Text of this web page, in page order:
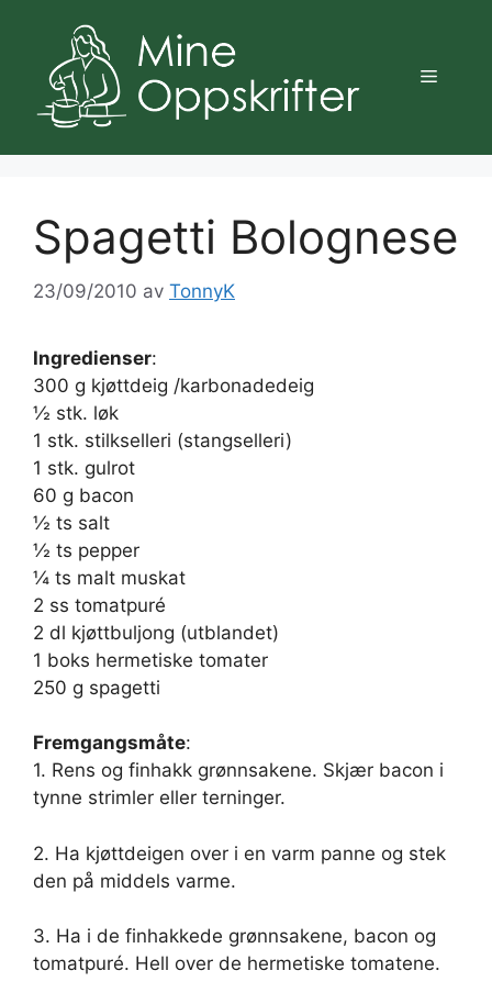
innhold
Meny
Spagetti Bolognese
23/09/2010 av TonnyK
Ingredienser:
300 g kjøttdeig /karbonadedeig
½ stk. løk
1 stk. stilkselleri (stangselleri)
1 stk. gulrot
60 g bacon
½ ts salt
½ ts pepper
¼ ts malt muskat
2 ss tomatpuré
2 dl kjøttbuljong (utblandet)
1 boks hermetiske tomater
250 g spagetti
Fremgangsmåte:
1. Rens og finhakk grønnsakene. Skjær bacon i
tynne strimler eller terninger.
2. Ha kjøttdeigen over i en varm panne og stek
den på middels varme.
3. Ha i de finhakkede grønnsakene, bacon og
tomatpuré. Hell over de hermetiske tomatene.